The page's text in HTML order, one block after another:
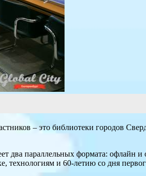
– это библиотеки городов
два параллельных формата: офлайн
и 60-летию со дня